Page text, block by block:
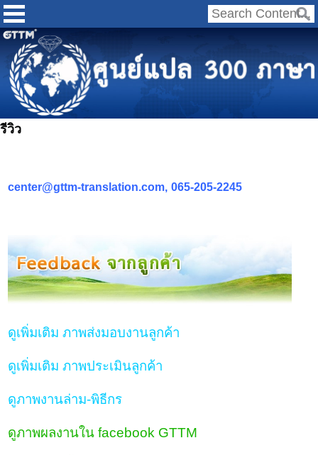
รีวิว
center@gttm-translation.com, 065-205-2245
ดูเพิ่มเติม ภาพส่งมอบงานลูกค้า
ดูเพิ่มเติม ภาพประเมินลูกค้า
ดูภาพงานล่าม-พิธีกร
ดูภาพผลงานใน facebook GTTM